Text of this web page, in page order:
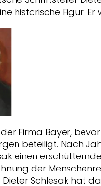
historische Figur.
Firma Bayer,
beteiligt. Nach
einen
der
Schlesak hat